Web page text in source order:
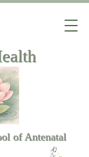
of Antenatal